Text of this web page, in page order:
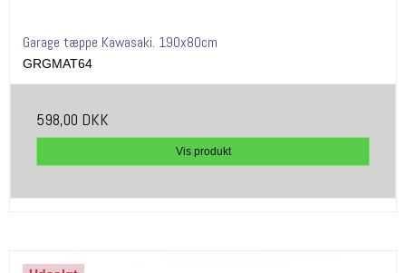
Garage tæppe Kawasaki. 190x80cm
GRGMAT64
598,00 DKK
Vis produkt